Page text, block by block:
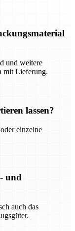
und weitere
mit Lieferung.
lassen?
einzelne
und
auch das